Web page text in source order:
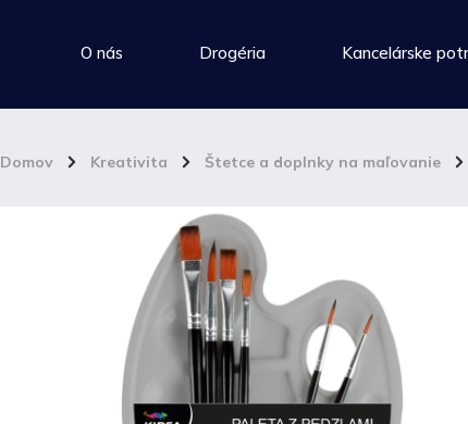
O nás Drogéria Kancelárske
Domov / Kreativita / Štetce a doplnky na maľovanie /